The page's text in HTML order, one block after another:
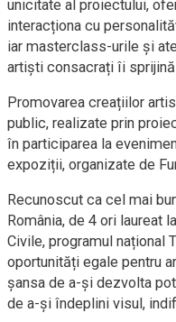
unicitate al proiectului,
interacționa cu
iar masterclass-urile și
artiști consacrați îi
Promovarea creațiilor
public, realizate prin
în participarea la
expoziții, organizate de
Recunoscut ca cel mai
România, de 4 ori laureat
Civile, programul național
oportunități egale pentru
șansa de a-și dezvolta
de a-și îndeplini visul,